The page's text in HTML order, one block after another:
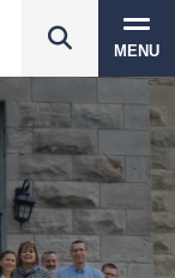
MENU